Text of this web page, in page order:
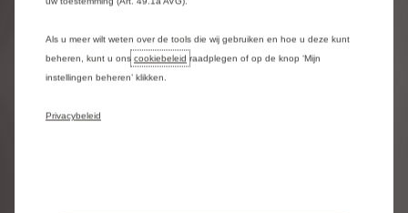
Parkeersensoren achteraan
Actieve veiligheidsrem
Actieve rijstrookassistent
Snelheidslimietherkenning
Als u meer wilt weten over de tools die wij gebruiken en hoe u deze kunt
beheren, kunt u ons cookiebeleid raadplegen of op de knop ‘Mijn
instellingen beheren’ klikken.
Privacybeleid